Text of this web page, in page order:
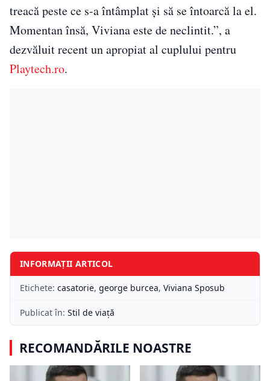
treacă peste ce s-a întâmplat și să se întoarcă la el.
Momentan însă, Viviana este de neclintit.”, a
dezvăluit recent un apropiat al cuplului pentru
Playtech.ro.
INFORMAȚII ARTICOL
Etichete: casatorie, george burcea, Viviana Sposub
Publicat în: Stil de viață
RECOMANDĂRILE NOASTRE